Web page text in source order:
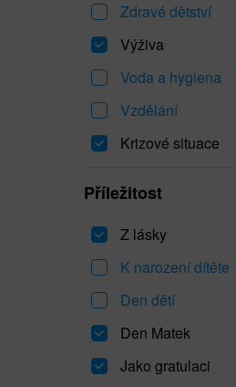
Zdravé dětství
Výživa
Voda a hygiena
Vzdělání
Krizové situace
Příležitost
Z lásky
K narození dítěte
Den dětí
Den Matek
Jako gratulaci